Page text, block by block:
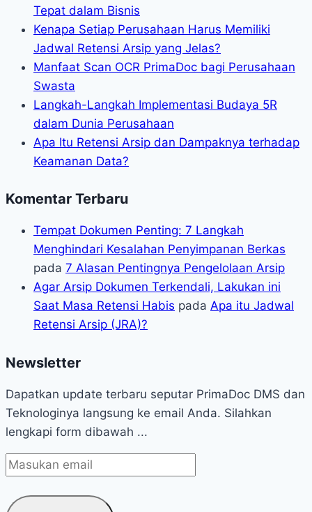
Tepat dalam Bisnis
Kenapa Setiap Perusahaan Harus Memiliki
Jadwal Retensi Arsip yang Jelas?
Manfaat Scan OCR PrimaDoc bagi Perusahaan
Swasta
Langkah-Langkah Implementasi Budaya 5R
dalam Dunia Perusahaan
Apa Itu Retensi Arsip dan Dampaknya terhadap
Keamanan Data?
Komentar Terbaru
Tempat Dokumen Penting: 7 Langkah
Menghindari Kesalahan Penyimpanan Berkas
pada 7 Alasan Pentingnya Pengelolaan Arsip
Agar Arsip Dokumen Terkendali, Lakukan ini
Saat Masa Retensi Habis pada Apa itu Jadwal
Retensi Arsip (JRA)?
Newsletter
Dapatkan update terbaru seputar PrimaDoc DMS dan
Teknologinya langsung ke email Anda. Silahkan
lengkapi form dibawah ...